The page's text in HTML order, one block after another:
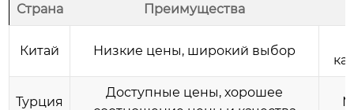
Страна Преимущества
Китай Низкие цены, широкий выбор
Турция
Доступные цены, хорошее